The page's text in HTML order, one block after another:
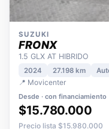
SUZUKI
FRONX
1.5 GLX AT HIBRIDO
2024 27.198 km
📍 Movicenter
Desde · con financiamiento
$15.780.000